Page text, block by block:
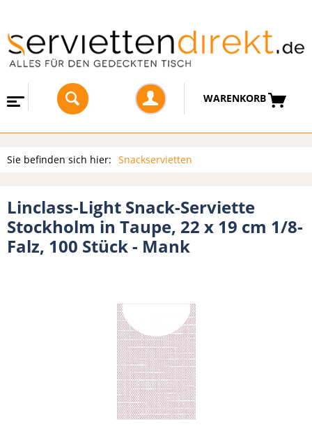
WARENKORB
Sie befinden sich hier: Snackservietten
Linclass-Light Snack-Serviette
Stockholm in Taupe, 22 x 19 cm 1/8-
Falz, 100 Stück - Mank